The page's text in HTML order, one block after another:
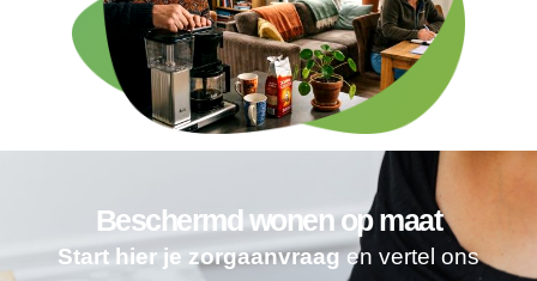
Beschermd wonen op maat
Start hier je zorgaanvraagen vertel ons